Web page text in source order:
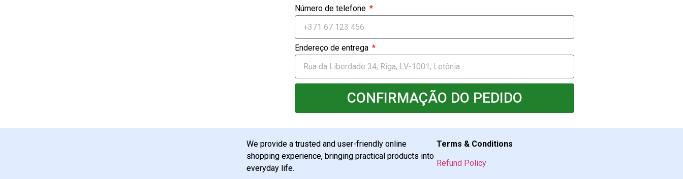
Número de telefone
Endereço de entrega
CONFIRMAÇÃO DO PEDIDO
We provide a trusted and user-friendly online
shopping experience, bringing practical products into
everyday life.
Terms & Conditions
Refund Policy